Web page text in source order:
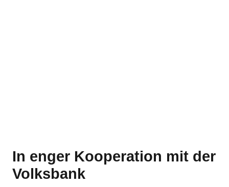
In enger Kooperation mit der
Volksbank